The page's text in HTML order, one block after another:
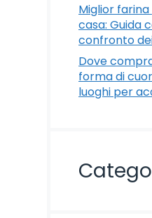
Miglior
casa: Guida
confronto
Dove
forma di
luoghi per